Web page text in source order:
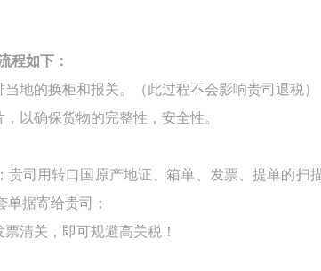
程如下：
地的换柜和报关。（此过程不会影响贵司退税）
以确保货物的完整性，安全性。
司用转口国原产地证、箱单、发票、提单的扫
单据寄给贵司；
清关，即可规避高关税！